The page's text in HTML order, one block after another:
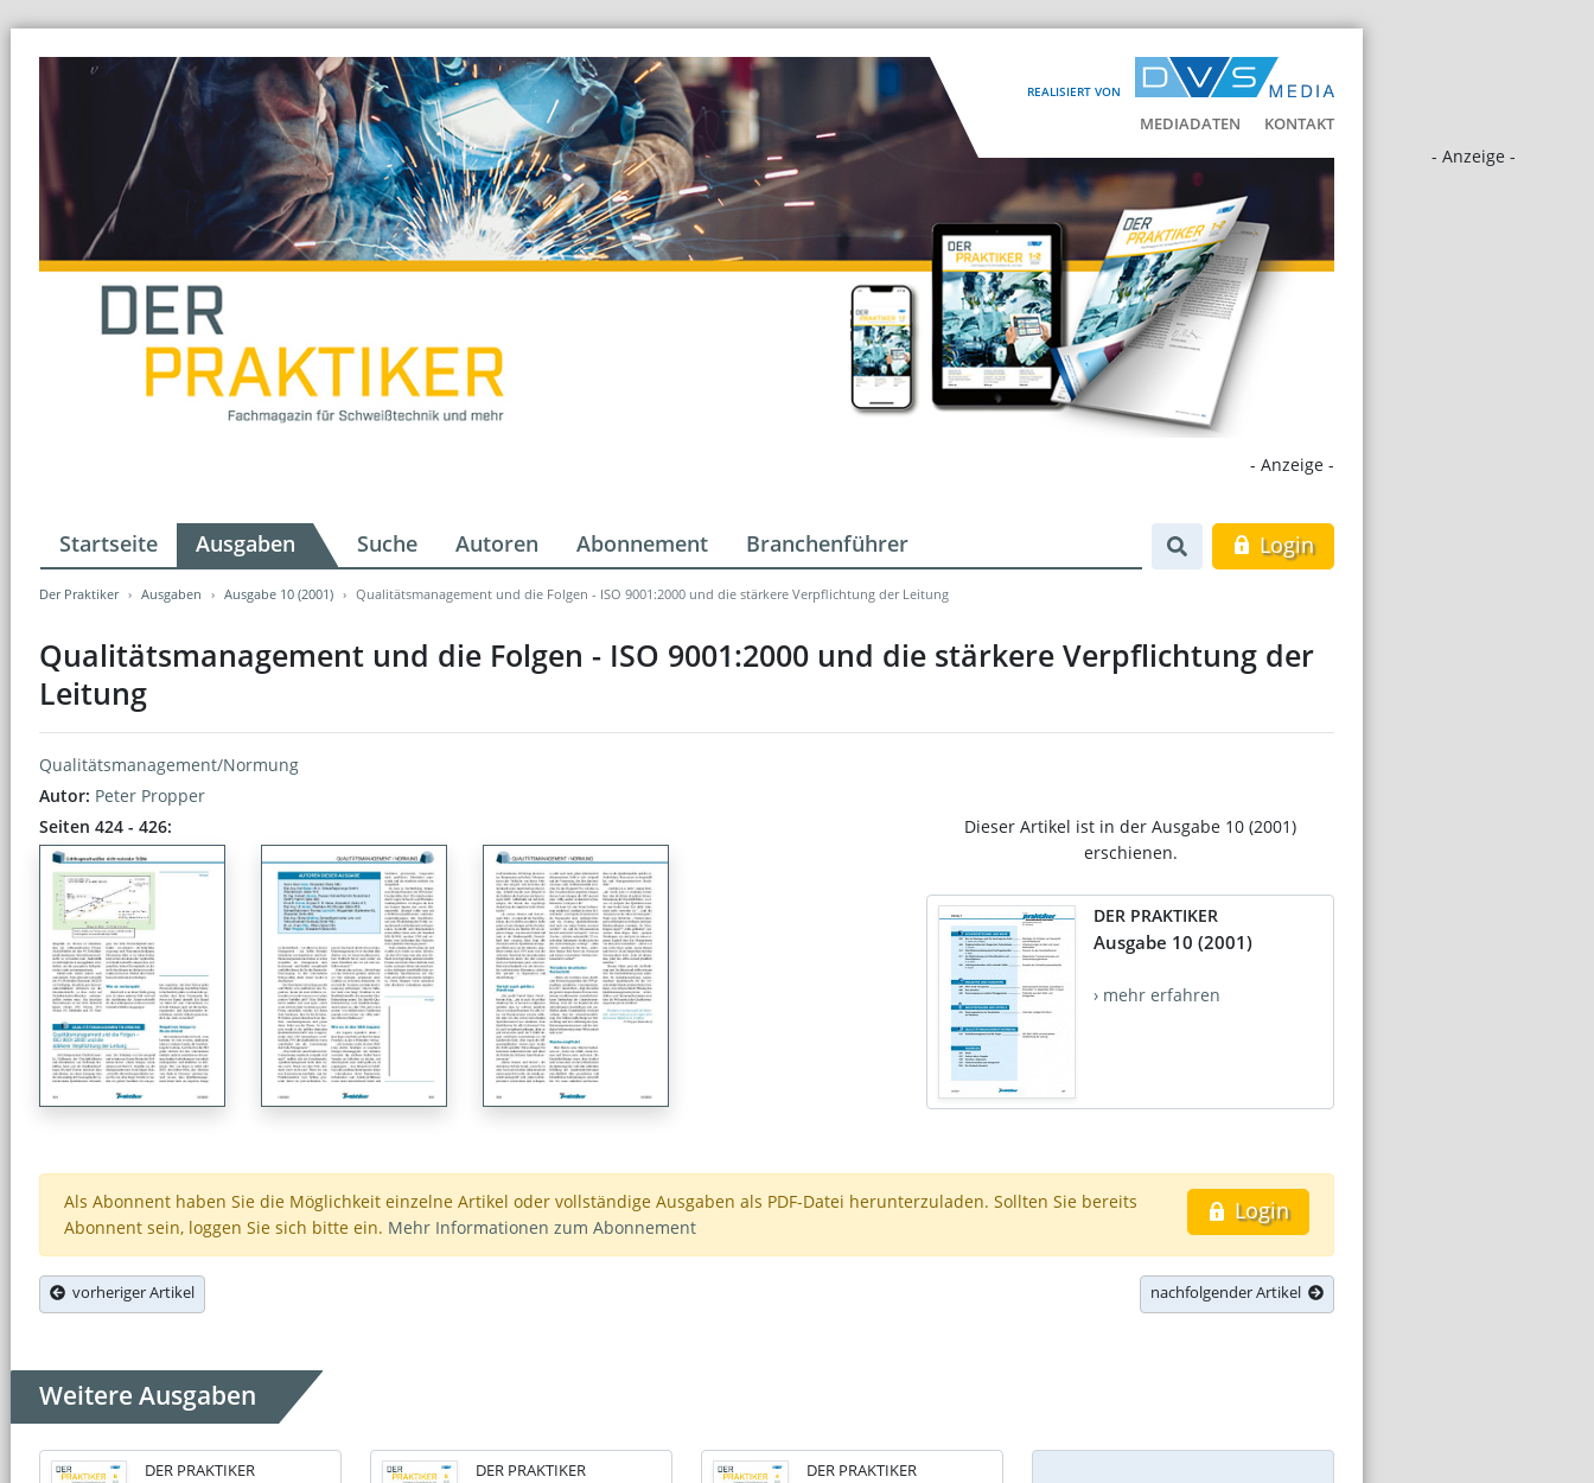
REALISIERT VON
MEDIADATEN KONTAKT
- Anzeige -
- Anzeige -
Startseite Ausgaben Suche Autoren Abonnement Branchenführer Login
Der Praktiker Ausgaben Ausgabe 10 (2001) Qualitätsmanagement und die Folgen - ISO 9001:2000 und die stärkere Verpflichtung der Leitung
Qualitätsmanagement und die Folgen - ISO 9001:2000 und die stärkere Verpflichtung der
Leitung
Qualitätsmanagement/Normung
Autor: Peter Propper
Seiten 424 - 426:
Dieser Artikel ist in der Ausgabe 10 (2001)
erschienen.
DER PRAKTIKER
Ausgabe 10 (2001)
› mehr erfahren
Login
Als Abonnent haben Sie die Möglichkeit einzelne Artikel oder vollständige Ausgaben als PDF-Datei herunterzuladen. Sollten Sie bereits
Abonnent sein, loggen Sie sich bitte ein. Mehr Informationen zum Abonnement
vorheriger Artikel nachfolgender Artikel
Weitere Ausgaben
DER PRAKTIKER DER PRAKTIKER DER PRAKTIKER